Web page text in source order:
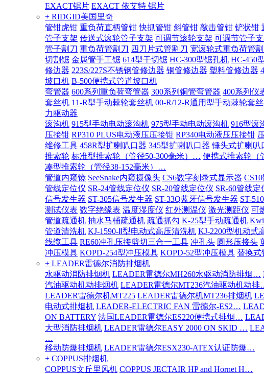
EXACT锯片 EXACT 依艾特 锯片
+ RIDGID美国里奇
管钳虎钳 重负荷直柄管钳 快抓管钳 斜管钳 敲击管钳 铲状钳
管子支架 传送式滚轮管子支架 可调节滚轮支架 可调节管子
管子割刀 重负荷管割刀 四刀片式管割刀 宽滚轮式重负荷管
切割锯 金属管手工锯 614型干切锯 HC-300型锯孔机 HC-450
修边器 223S/227S不锈钢管修边器 铜管修边器 塑料管修边器
坡口机 B-500便携式管道坡口机
弯管器 600系列重负荷弯管器 300系列铜管弯管器 400系列仪
套丝机 11-R型手动棘轮套丝机 00-R/12-R通用型手动棘轮套
力驱动器
滚沟机 915型手动电动滚沟机 975型手动电动滚沟机 916型滚
压接钳 RP310 PLUS电动液压压接钳 RP340电动液压压接钳
维修工具 458R型扩喇叭口器 345型扩喇叭口器 锤头式扩喇叭
推索轮 标准型推索轮（管径50-300毫米）… 便携式推索轮（
凑型推索轮（管径38-152毫米）…
管道内窥镜 SeeSnake内窥摄像头 CS6数字刻录式显示器
管线定位仪 SR-24管线定位仪 SR-20管线定位仪 SR-60管线定
信号发生器 ST-305信号发生器 ST-33Q蓝牙信号发生器 ST-
测试仪表 数字绝缘表 温度湿度仪 红外测温仪 激光测距仪 可
管道疏通机 抽水马桶疏通机 疏通抓勾 K-25型手动疏通机
管道清洗机 KJ-1590-Ⅱ型电动式高压清洗机 KJ-2200型机动式
线缆工具 RE60冲孔压接剪切三合一工具 冲孔头 圆形压接头
冲压模具 KOPD-254型冲压模具 KOPD-52型冲压模具 替换式
+ LEADER雷德尔消防排烟机
水驱动消防排烟机 LEADER雷德尔MH260水驱动消防排烟…
汽油驱动机动排烟机 LEADER雷德尔MT236汽油驱动机动
LEADER雷德尔机MT225 LEADER雷德尔机MT236排烟机
电动式排烟机 LEADER-ELECTRIC FAN 雷德尔-ES2…
ON BATTERY 法国LEADER雷德尔ES220便携式排烟…
大型消防排烟机 LEADER雷德尔EASY 2000 ON SKID …
…
移动防爆排烟机 LEADER雷德尔ESX230-ATEX认证防爆…
+ COPPUS排烟机
COPPUS文丘里风机 COPPUS JECTAIR HP and Hornet H…